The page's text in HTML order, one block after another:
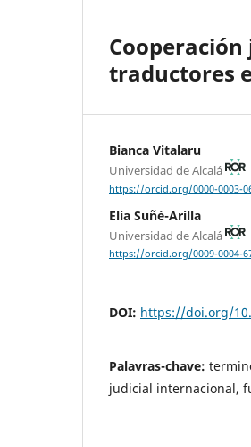
traductores
Bianca Vitalaru
Universidad de Alcalá
https://orcid.org/0000-0003-
Elia Suñé-Arilla
Universidad de Alcalá
https://orcid.org/0009-0004-
DOI: https://doi.org/
Palavras-chave:
judicial internacional,